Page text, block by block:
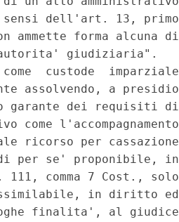
dell'art. 13, primo
ammette forma alcuna di
giudiziaria".
custode  imparziale
assolvendo, a presidio
garante dei requisiti di
l'accompagnamento
ricorso per cassazione
per se' proponibile, in
comma 7 Cost., solo
in diritto ed
finalita', al giudice